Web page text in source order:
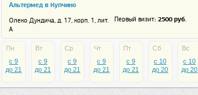
Альтермед в Купчино
Олеко Дундича, д. 17, корп. 1, лит.
А
Первый визит: 2500 руб.
Пн
c 9
до 21
Вт
c 9
до 21
Ср
c 9
до 21
Чт
c 9
до 21
Пт
c 9
до 21
Сб
c 10
до 20
Вс
c 10
до 20